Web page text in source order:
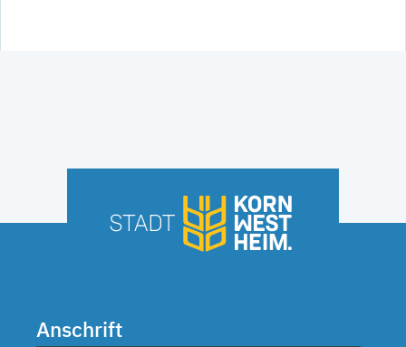
Anschrift